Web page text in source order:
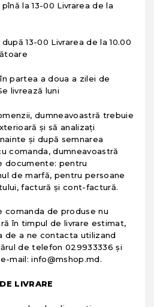
la 13-00 Livrarea de la
13-00 Livrarea de la 10.00
partea a doua a zilei de
livrează luni
dumneavoastră trebuie
şi să analizaţi
şi după semnarea
comanda, dumneavoastră
documente: pentru
de marfă, pentru persoane
factură şi cont-factură.
de produse nu
în timpul de livrare estimat,
de a ne contacta utilizand
de telefon 029933336 şi
mail: info@mshop.md.
LIVRARE